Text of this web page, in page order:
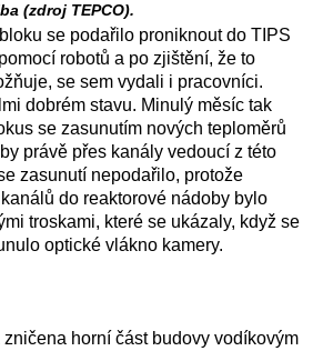
(zdroj TEPCO).
se podařilo proniknout do TIPS
robotů a po zjištění, že to
se sem vydali i pracovníci.
dobrém stavu. Minulý měsíc tak
se zasunutím nových teploměrů
právě přes kanály vedoucí z této
zasunutí nepodařilo, protože
do reaktorové nádoby bylo
troskami, které se ukázaly, když se
optické vlákno kamery.
horní část budovy vodíkovým